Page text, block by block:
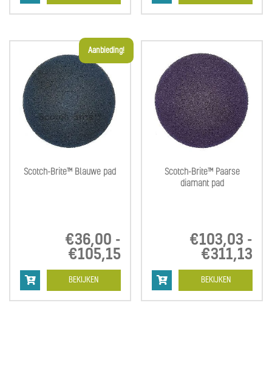
€105,15
Aanbieding!
Scotch-Brite™ Blauwe pad
€36,00 -
€105,15Prijsklasse:
€36,00
€105,15
BEKIJKEN
Scotch-Brite™ Paarse
diamant pad
€103,03 -
€311,13
BEKIJKEN